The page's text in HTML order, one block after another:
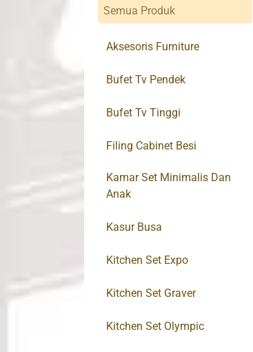
Semua Produk
Aksesoris Furniture
Bufet Tv Pendek
Bufet Tv Tinggi
Filing Cabinet Besi
Kamar Set Minimalis Dan
Anak
Kasur Busa
Kitchen Set Expo
Kitchen Set Graver
Kitchen Set Olympic